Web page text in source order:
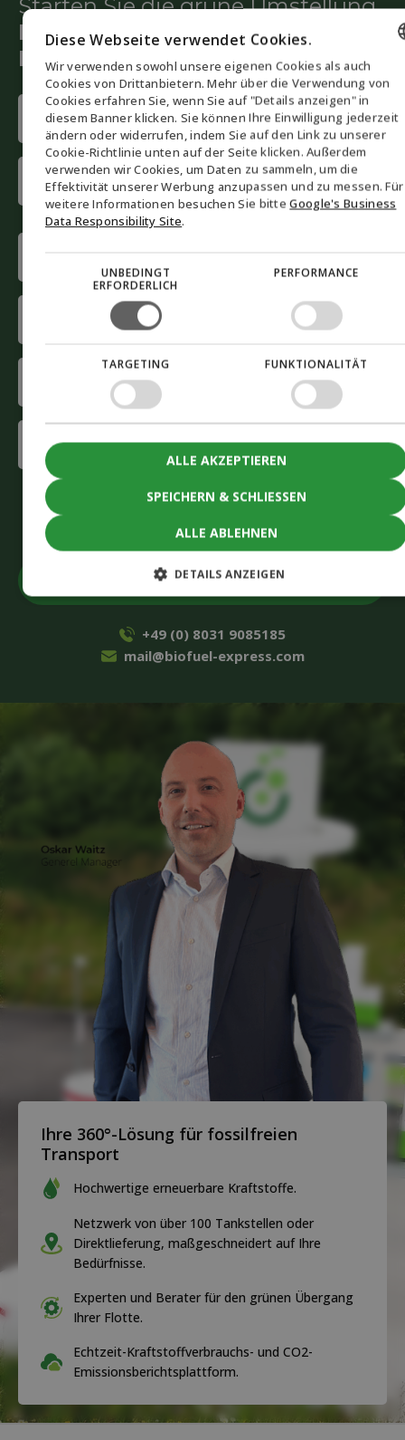
Ihre 360°-Lösung für fossilfreien
Transport
Hochwertige erneuerbare Kraftstoffe.
Netzwerk von über 100 Tankstellen oder
Direktlieferung, maßgeschneidert auf Ihre
Bedürfnisse.
Experten und Berater für den grünen Übergang
Ihrer Flotte.
Echtzeit-Kraftstoffverbrauchs- und CO2-
Emissionsberichtsplattform.
Starten Sie die grüne Umstellung
Lassen Sie sich von unseren
Beratern helfen
Name
(erforderlich)
First
name
name
(erforderlich)
(erforderlich)
CAPTCHA
Akzeptieren
Sie Marketing-Cookies, um das Formular
einzureichen
+49 (0) 8031 9085185
mail@biofuel-express.com
ENGLISH
DANISH
GERMAN
NORWEGIAN
SWEDISH
Diese Webseite verwendet Cookies.
Wir verwenden sowohl unsere eigenen Cookies als auch
Cookies von Drittanbietern. Mehr über die Verwendung von
Cookies erfahren Sie, wenn Sie auf "Details anzeigen" in
diesem Banner klicken. Sie können Ihre Einwilligung jederzeit
ändern oder widerrufen, indem Sie auf den Link zu unserer
Cookie-Richtlinie unten auf der Seite klicken. Außerdem
verwenden wir Cookies, um Daten zu sammeln, um die
Effektivität unserer Werbung anzupassen und zu messen. Für
weitere Informationen besuchen Sie bitteGoogle's Business
Data Responsibility Site.
UNBEDINGT
ERFORDERLICH
PERFORMANCE
TARGETING FUNKTIONALITÄT
SPEICHERN & SCHLIESSEN
ALLE AKZEPTIEREN
ALLE ABLEHNEN
DETAILS ANZEIGEN